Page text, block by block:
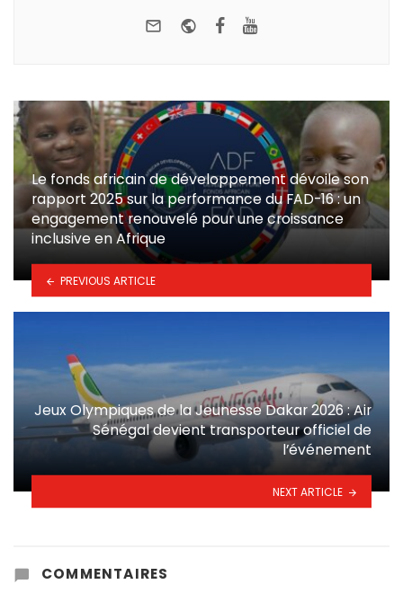
e-mailWebsiteFacebook
Le fonds africain de développement dévoile son
rapport 2025 sur la performance du FAD-16 : un
engagement renouvelé pour une croissance
inclusive en Afrique
PREVIOUS ARTICLE
Jeux Olympiques de la Jeunesse Dakar 2026 : Air
Sénégal devient transporteur officiel de
l’événement
NEXT ARTICLE
COMMENTAIRES